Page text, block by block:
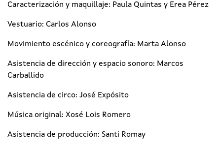
Caracterización y maquillaje: Paula Quintas y Erea Pérez
Vestuario: Carlos Alonso
Movimiento escénico y coreografía: Marta Alonso
Asistencia de dirección y espacio sonoro: Marcos
Carballido
Asistencia de circo: José Expósito
Música original: Xosé Lois Romero
Asistencia de producción: Santi Romay